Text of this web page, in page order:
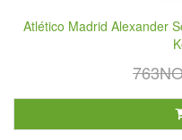
Atlético Madrid Alexander